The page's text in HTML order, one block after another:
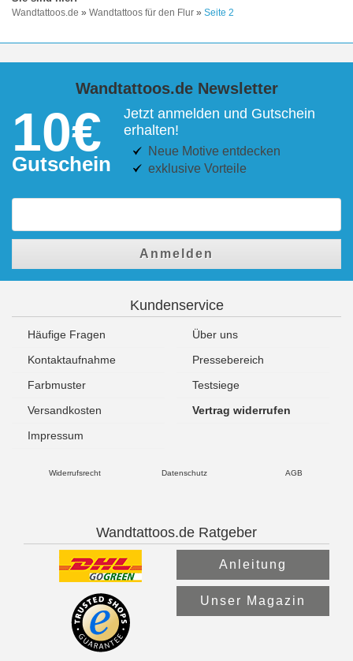
Wandtattoos.de » Wandtattoos für den Flur » Seite 2
Wandtattoos.de Newsletter
10€
Gutschein
Jetzt anmelden und Gutschein
erhalten!
Neue Motive entdecken
exklusive Vorteile
Anmelden
Kundenservice
Häufige Fragen
Über uns
Kontaktaufnahme
Pressebereich
Farbmuster
Testsiege
Versandkosten
Vertrag widerrufen
Impressum
Widerrufsrecht Datenschutz AGB
Wandtattoos.de Ratgeber
Anleitung
Unser Magazin